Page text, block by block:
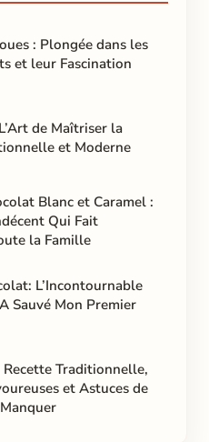
: Plongée dans les
et leur Fascination
de Maîtriser la
et Moderne
Blanc et Caramel :
Qui Fait
la Famille
L’Incontournable
Sauvé Mon Premier
Recette Traditionnelle,
et Astuces de